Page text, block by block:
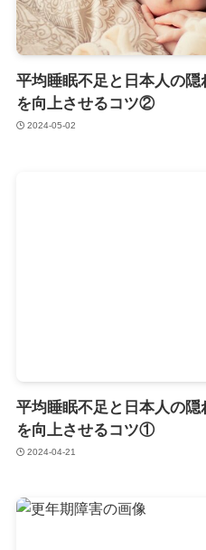
平均睡眠不足と日本人の
を向上させるコツ②
2024-05-02
平均睡眠不足と日本人の
を向上させるコツ①
2024-04-21